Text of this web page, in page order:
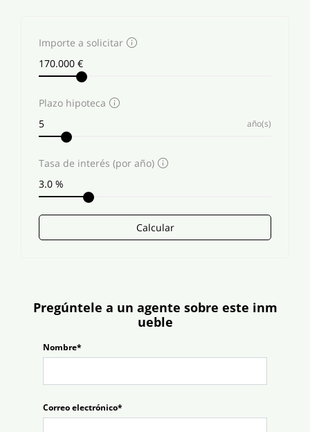
Importe a solicitar
Plazo hipoteca
año(s)
Tasa de interés (por año)
Calcular
Pregúntele a un agente sobre este inm
ueble
Nombre*
Correo electrónico*